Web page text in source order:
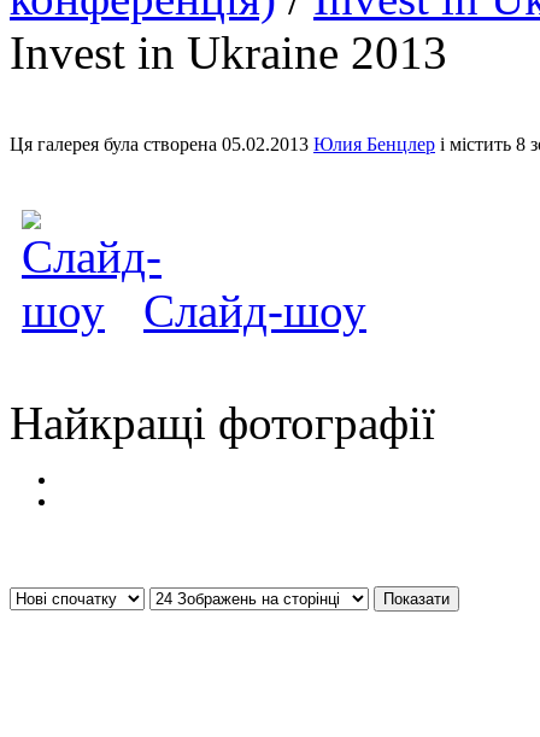
Invest in Ukraine 2013
Ця галерея була створена 05.02.2013 Юлия Бенцлер і містить 8
Слайд-шоу
Найкращі фотографії